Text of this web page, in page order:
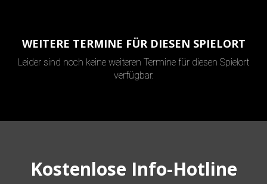
WEITERE TERMINE FÜR DIESEN SPIELORT
Leider sind noch keine weiteren Termine für diesen Spielort
verfügbar.
Kostenlose Info-Hotline